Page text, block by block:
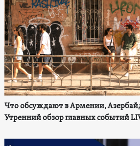
Что обсуждают в Армении,
Утренний обзор главных событий